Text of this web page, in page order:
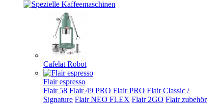
Cafelat Robot
Flair espresso
Flair 58 Flair 49 PRO Flair PRO Flair Classic /
Signature Flair NEO FLEX Flair 2GO Flair zubehör